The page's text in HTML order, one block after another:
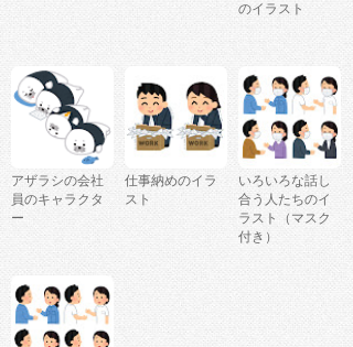
のイラスト
アザラシの会社
員のキャラクタ
ー
仕事納めのイラ
スト
いろいろな話し
合う人たちのイ
ラスト（マスク
付き）